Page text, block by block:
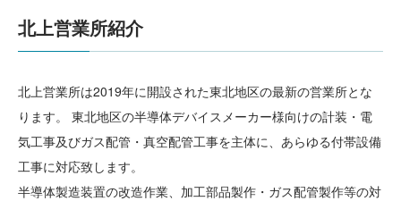
北上営業所紹介
北上営業所は2019年に開設された東北地区の最新の営業所とな
ります。 東北地区の半導体デバイスメーカー様向けの計装・電
気工事及びガス配管・真空配管工事を主体に、あらゆる付帯設備
工事に対応致します。
半導体製造装置の改造作業、加工部品製作・ガス配管製作等の対